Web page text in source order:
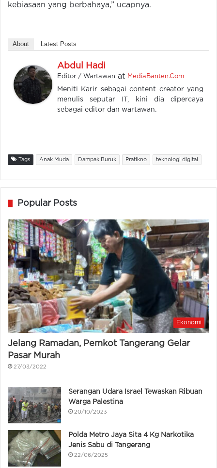
kebiasaan yang berbahaya,” ucapnya.
About Latest Posts
Abdul Hadi
Editor / Wartawan at MediaBanten.Com
Meniti Karir sebagai content creator yang
menulis seputar IT, kini dia dipercaya
sebagai editor dan wartawan.
Tags Anak Muda Dampak Buruk Pratikno teknologi digital
Popular Posts
Ekonomi
Jelang Ramadan, Pemkot Tangerang Gelar
Pasar Murah
27/03/2022
Serangan Udara Israel Tewaskan Ribuan
Warga Palestina
20/10/2023
Polda Metro Jaya Sita 4 Kg Narkotika
Jenis Sabu di Tangerang
22/06/2025